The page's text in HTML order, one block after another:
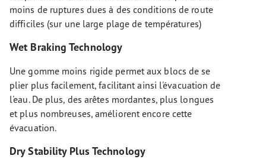
moins de ruptures dues à des conditions de route
difficiles (sur une large plage de températures)
Wet Braking Technology
Une gomme moins rigide permet aux blocs de se
plier plus facilement, facilitant ainsi l'évacuation de
l'eau. De plus, des arêtes mordantes, plus longues
et plus nombreuses, améliorent encore cette
évacuation.
Dry Stability Plus Technology